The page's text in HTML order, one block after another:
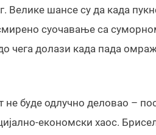
Велике шансе су да када
суочавање са
чега долази када пада
буде одлучно деловао –
економски хаос.